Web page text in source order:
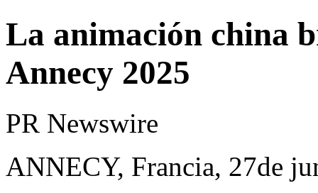
La animación china
Annecy 2025
PR Newswire
ANNECY, Francia, 27de